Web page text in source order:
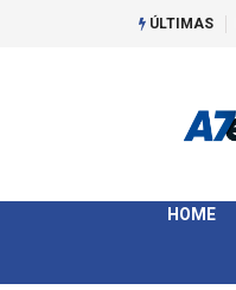
ÚLTIMAS
HOME